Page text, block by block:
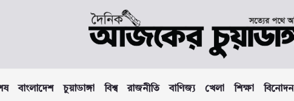
বাংলাদেশ চুয়াডাঙ্গা বিশ্ব রাজনীতি বাণিজ্য খেলা শিক্ষা বিনোদন